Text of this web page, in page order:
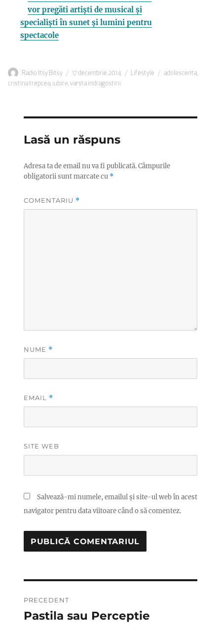
vor pregăti artiști de musical și
specialiști în sunet și lumini pentru
spectacole
Autor
Radio Itsy Bitsy
Publicat
pe
17 decembrie 2014 Categorii
Lifestyle Etichete
adolescenta,
cristina trepcea, iubire,varsta indragostirii
Lasă un răspuns
Adresa ta de email nu va fi publicată.Câmpurile
obligatorii sunt marcate cu *
COMENTARIU *
NUME *
EMAIL *
SITE WEB
Salvează-mi numele, emailul și site-ul web în acest
navigator pentru data viitoare când o să comentez.
în
PRECEDENT
Articolul
Pastila sau Perceptie